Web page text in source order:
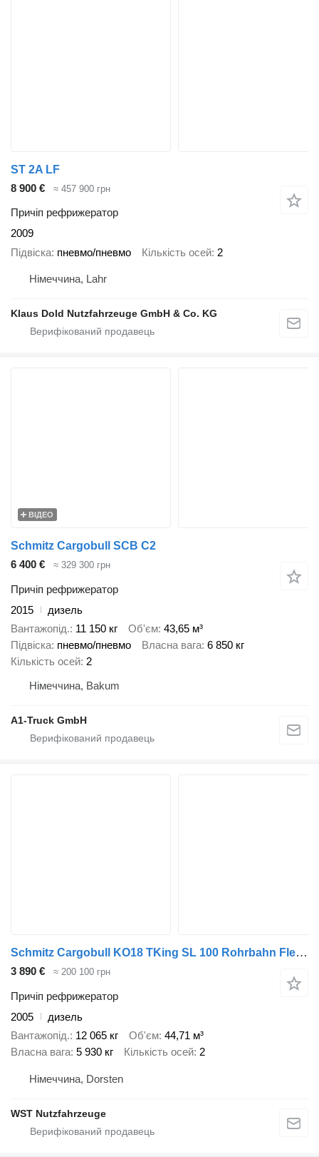
ST 2A LF
8 900 €
≈ 457 900 грн
Причіп рефрижератор
2009
Підвіска пневмо/пневмо Кількість осей 2
Німеччина, Lahr
Klaus Dold Nutzfahrzeuge GmbH & Co. KG
ВІДЕО
Schmitz Cargobull SCB C2
6 400 €
≈ 329 300 грн
Причіп рефрижератор
2015
дизель
Вантажопід. 11 150 кг Об'єм 43,65 м³
Підвіска пневмо/пневмо Власна вага 6 850 кг
Кількість осей 2
Німеччина, Bakum
A1-Truck GmbH
Schmitz Cargobull KO18 TKing SL 100 Rohrbahn Fleisch
3 890 € ≈ 200 100 грн
Причіп рефрижератор
2005
дизель
Вантажопід. 12 065 кг Об'єм 44,71 м³
Власна вага 5 930 кг Кількість осей 2
Німеччина, Dorsten
WST Nutzfahrzeuge